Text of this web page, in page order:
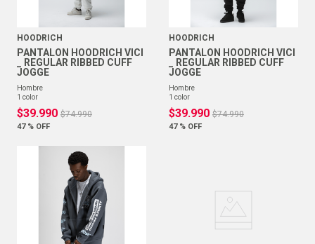
HOODRICH
PANTALON HOODRICH VICI
_ REGULAR RIBBED CUFF
JOGGE
hombre
1 color
$39.990 $74.990
47 % OFF
HOODRICH
PANTALON HOODRICH VICI
_ REGULAR RIBBED CUFF
JOGGE
hombre
1 color
$39.990 $74.990
47 % OFF